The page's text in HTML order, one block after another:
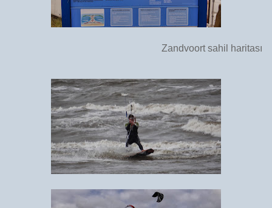
Zandvoort sahil haritası